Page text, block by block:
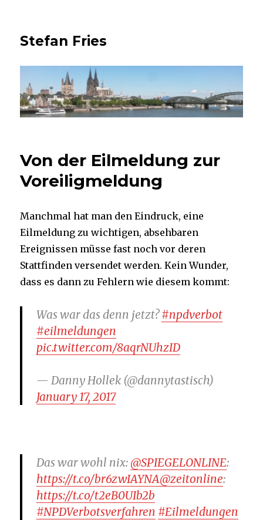
Stefan Fries
Von der Eilmeldung zur
Voreiligmeldung
Manchmal hat man den Eindruck, eine
Eilmeldung zu wichtigen, absehbaren
Ereignissen müsse fast noch vor deren
Stattfinden versendet werden. Kein Wunder,
dass es dann zu Fehlern wie diesem kommt:
Was war das denn jetzt?#npdverbot
#eilmeldungen
pic.twitter.com/8aqrNUhzID
— Danny Hollek (@dannytastisch)
January 17, 2017
Das war wohl nix: @SPIEGELONLINE:
https://t.co/br6zwIAYNA@zeitonline:
https://t.co/t2eB0UIb2b
#NPDVerbotsverfahren #Eilmeldungen